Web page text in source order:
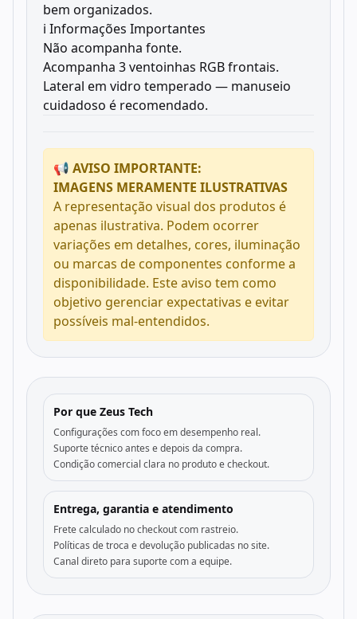
bem organizados.
ℹ️ Informações Importantes
Não acompanha fonte.
Acompanha 3 ventoinhas RGB frontais.
Lateral em vidro temperado — manuseio
cuidadoso é recomendado.
📢 AVISO IMPORTANTE:
IMAGENS MERAMENTE ILUSTRATIVAS
A representação visual dos produtos é
apenas ilustrativa. Podem ocorrer
variações em detalhes, cores, iluminação
ou marcas de componentes conforme a
disponibilidade. Este aviso tem como
objetivo gerenciar expectativas e evitar
possíveis mal-entendidos.
Por que Zeus Tech
Configurações com foco em desempenho real.
Suporte técnico antes e depois da compra.
Condição comercial clara no produto e checkout.
Entrega, garantia e atendimento
Frete calculado no checkout com rastreio.
Políticas de troca e devolução publicadas no site.
Canal direto para suporte com a equipe.